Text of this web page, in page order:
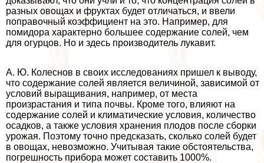
разных овощах и фруктах будет отличаться, и ввели
поправочный коэффициент на это. Например, для
помидора хаpaктерно большее содержание солей, чем
для огурцов. Но и здесь производитель лукавит.
А. Ю. Колеснов в своих исследованиях пришел к выводу,
что содержание солей является величиной, зависимой от
условий выращивания, например, от места
произрастания и типа почвы. Кроме того, влияют на
содержание солей и климатические условия, количество
осадков, а также условия хранения плодов после сборки
урожая. Поэтому точно предсказать, сколько солей будет
в овощах, невозможно. Учитывая такие обстоятельства,
погрешность прибора может составить 1000%.